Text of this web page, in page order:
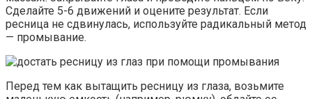
Сделайте 5-6 движений и оцените результат. Если
ресница не сдвинулась, используйте радикальный метод
— промывание.
Перед тем как вытащить ресницу из глаза, возьмите